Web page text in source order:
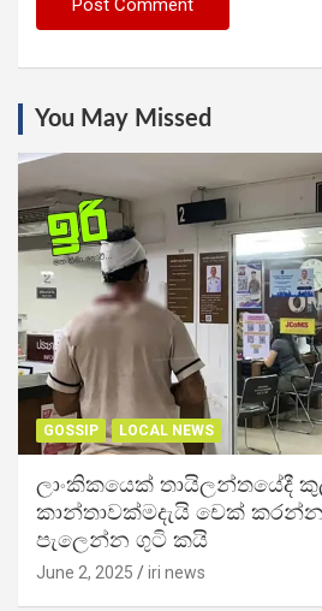
You May Missed
GOSSIP LOCAL NEWS
ලාංකිකයෙක් තායිලන්තයේදී
කාන්තාවක්මදැයි චෙක්
පැලෙන්න ගුටි කයි
June 2, 2025 iri news